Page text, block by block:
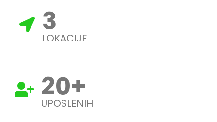
3
LOKACIJE
20+
UPOSLENIH